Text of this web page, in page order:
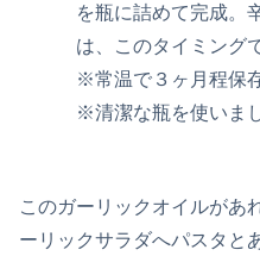
を瓶に詰めて完成。
は、このタイミング
※常温で３ヶ月程保
※清潔な瓶を使いま
このガーリックオイルがあ
ーリックサラダへパスタと